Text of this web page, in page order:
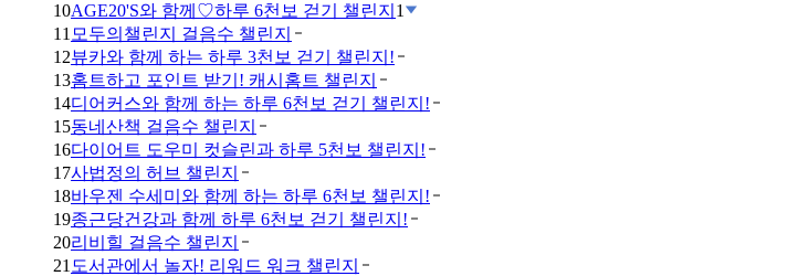
10AGE20'S와 함께♡하루 6천보 걷기 챌린지 1
11 모두의챌린지 걸음수 챌린지
12뷰카와 함께 하는 하루 3천보 걷기 챌린지!
13홈트하고 포인트 받기! 캐시홈트 챌린지
14디어커스와 함께 하는 하루 6천보 걷기 챌린지!
15동네산책 걸음수 챌린지
16다이어트 도우미 컷슬린과 하루 5천보 챌린지!
17사법정의 허브 챌린지
18바우젠 수세미와 함께 하는 하루 6천보 챌린지!
19종근당건강과 함께 하루 6천보 걷기 챌린지!
20리비힐 걸음수 챌린지
21 도서관에서 놀자! 리워드 워크 챌린지